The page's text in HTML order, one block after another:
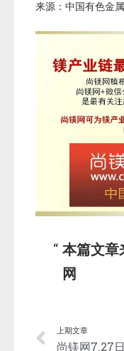
来源：中国有色金
本篇文章
网
上期文章